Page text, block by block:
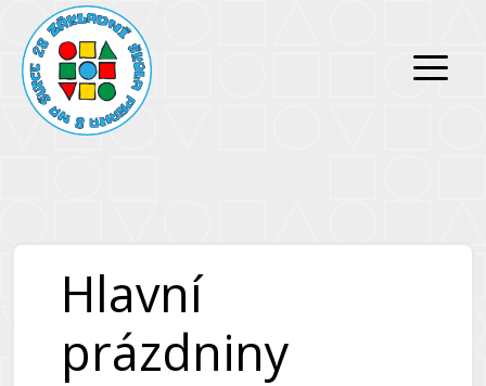
Přeskočit
obsah
Přeskočit
obsah
Hlavní
prázdniny